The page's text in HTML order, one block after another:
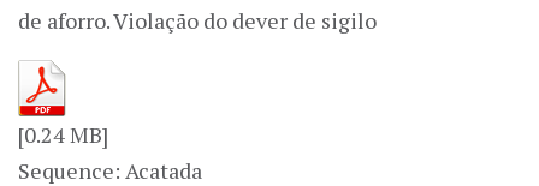
de aforro. Violação do dever de sigilo
[0.24 MB]
Sequence: Acatada